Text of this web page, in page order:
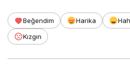
Beğendim Harika
Kızgın